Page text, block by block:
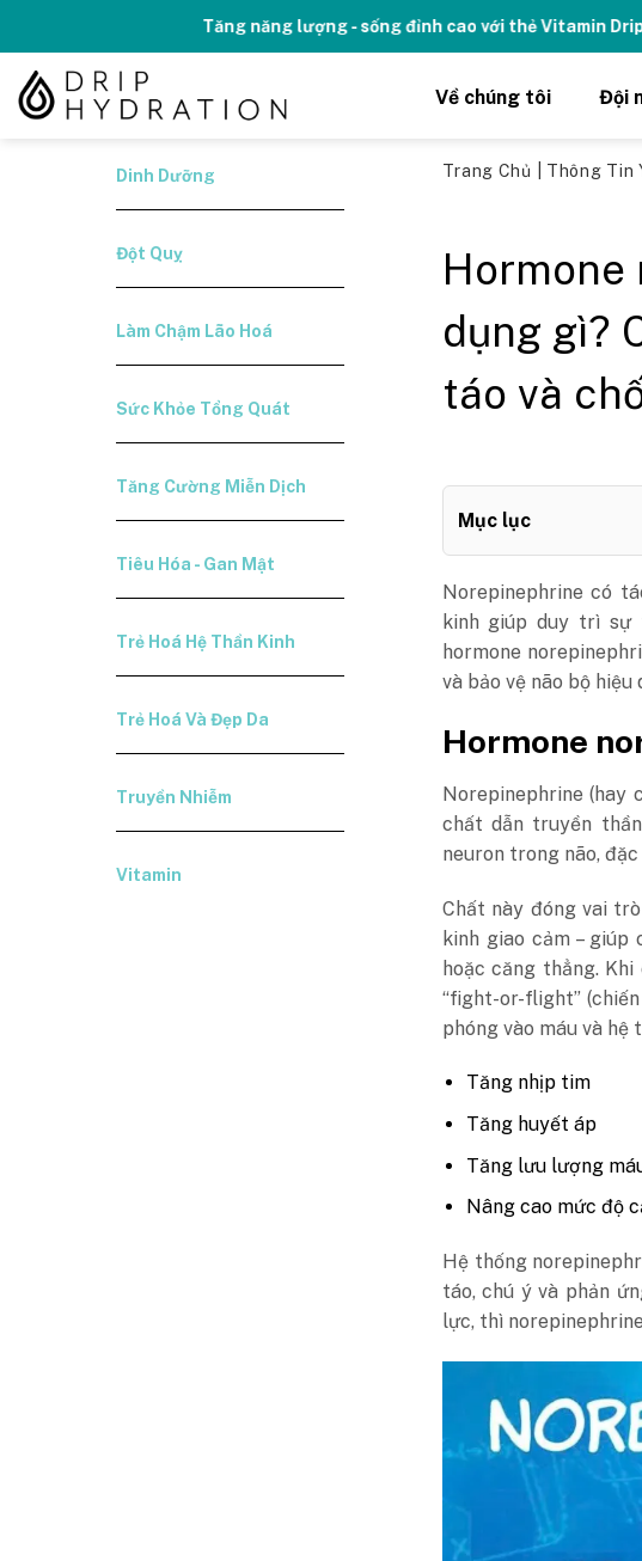
content
Kỉ niệm 10 năm Thương hiệu Drip Hydrations |
Về chúng tôi Đội
Dinh Dưỡng
Đột Quỵ
Làm Chậm Lão Hoá
Sức Khỏe Tổng Quát
Tăng Cường Miễn Dịch
Tiêu Hóa - Gan Mật
Trẻ Hoá Hệ Thần Kinh
Trẻ Hoá Và Đẹp Da
Truyền Nhiễm
Vitamin
Trang Chủ Thông Tin
Hormone
dụng gì?
táo và
Mục lục
Norepinephrine có
kinh giúp duy trì sự
hormone
và bảo vệ não bộ hiệu
Hormone
Norepinephrine (hay
chất dẫn truyền
neuron trong não,
Chất này đóng vai
kinh giao cảm –
hoặc căng thẳng.
“fight-or-flight”
phóng vào máu và hệ
Tăng nhịp tim
Tăng huyết áp
Tăng lưu lượng
Nâng cao mức độ
Hệ thống
táo, chú ý và phản
lực, thì